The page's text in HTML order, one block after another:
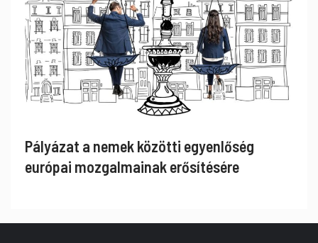
Pályázat a nemek közötti egyenlőség
európai mozgalmainak erősítésére